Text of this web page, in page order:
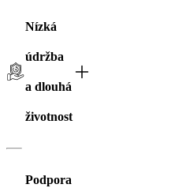
Nízká
údržba
a dlouhá
životnost
Podpora